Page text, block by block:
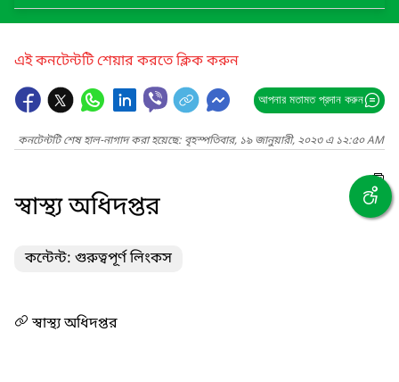
এই কনটেন্টটি শেয়ার করতে ক্লিক করুন
আপনার মতামত প্রদান করুন
কনটেন্টটি শেষ হাল-নাগাদ করা হয়েছে: বৃহস্পতিবার, ১৯ জানুয়ারী, ২০২৩ এ ১২:৫০ AM
স্বাস্থ্য অধিদপ্তর
কন্টেন্ট: গুরুত্বপূর্ণ লিংকস
স্বাস্থ্য অধিদপ্তর